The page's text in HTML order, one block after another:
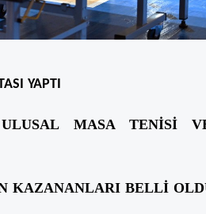
YAPTI
MASA TENİSİ
KAZANANLARI BELLİ